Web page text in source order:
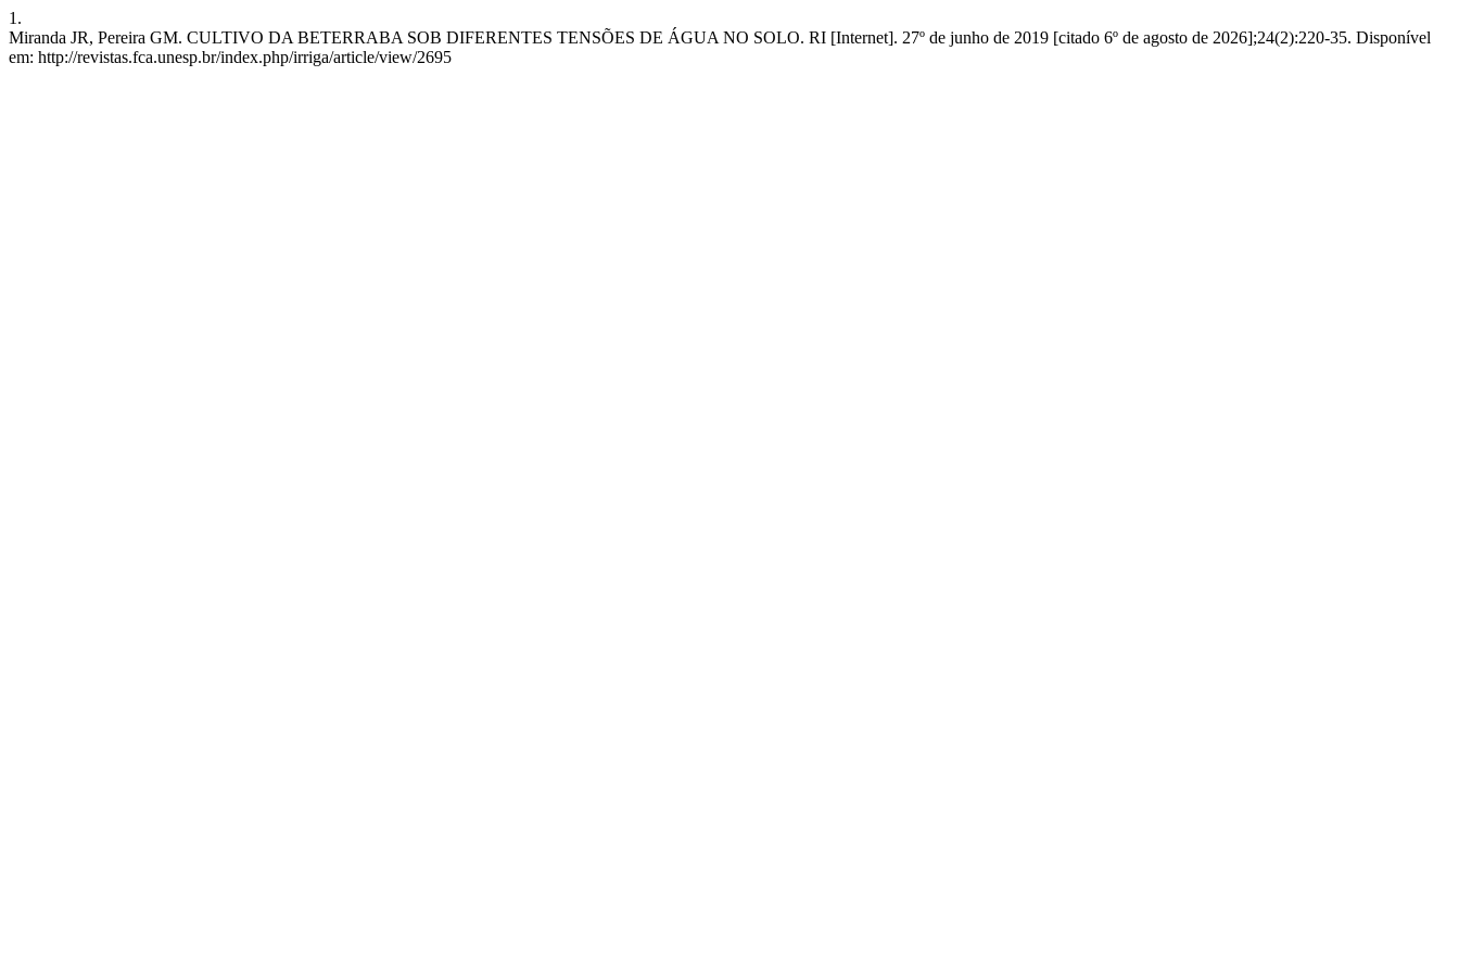
1.
Miranda JR, Pereira GM. CULTIVO DA BETERRABA SOB DIFERENTES TENSÕES DE ÁGUA NO SOLO. RI [Internet]. 27º de junho de 2019 [citado 6º de agosto de 2026];24(2):220-35. Disponível
em: http://revistas.fca.unesp.br/index.php/irriga/article/view/2695